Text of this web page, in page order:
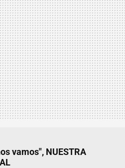
vamos", NUESTRA